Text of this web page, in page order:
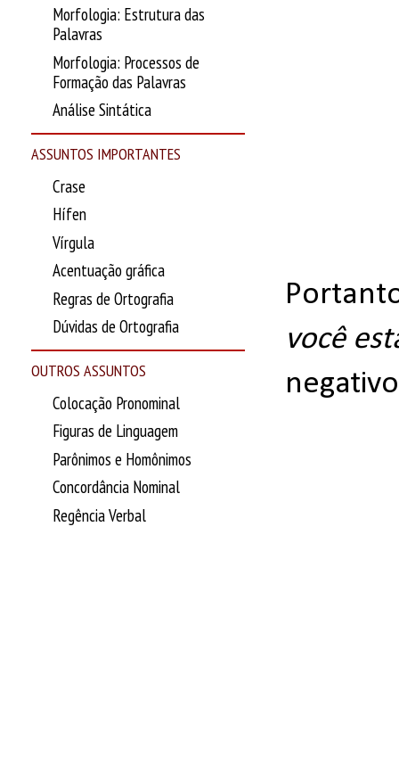
você
Morfologia: Estrutura das
Palavras
Morfologia: Processos de
Formação das Palavras
Análise Sintática
ASSUNTOS IMPORTANTES
Crase
Hífen
Vírgula
Acentuação gráfica
Regras de Ortografia
Dúvidas de Ortografia
OUTROS ASSUNTOS
Colocação Pronominal
Figuras de Linguagem
Parônimos e Homônimos
Concordância Nominal
Regência Verbal